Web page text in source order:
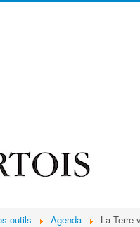
outils Agenda La Terre